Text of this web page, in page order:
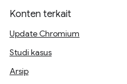
Konten terkait
Update Chromium
Studi kasus
Arsip